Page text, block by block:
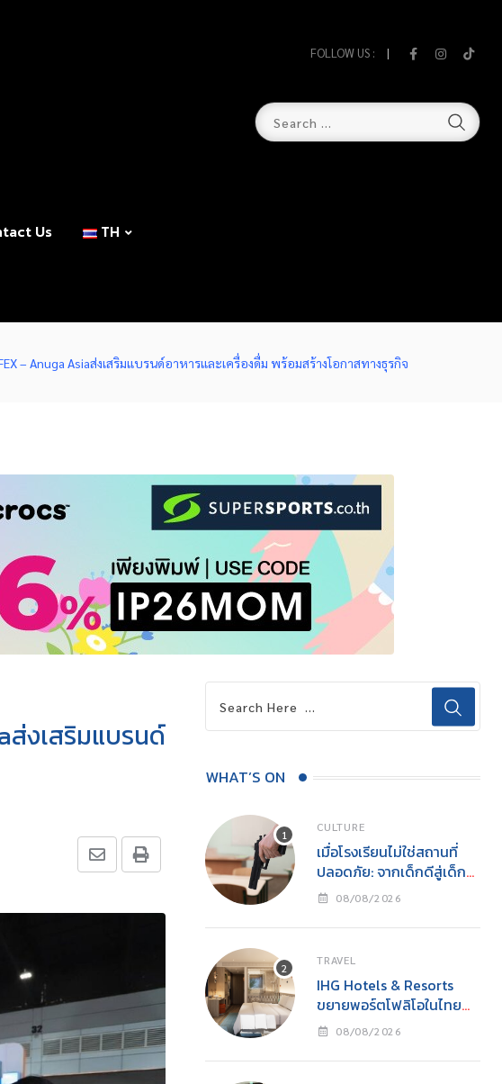
FOLLOW US :
Us TH
– Anuga Asiaส่งเสริมแบรนด์อาหารและเครื่องดื่ม พร้อมสร้างโอกาสทางธุรกิจ
ส่งเสริมแบรนด์
WHAT’S ON
CULTURE
เมื่อโรงเรียนไม่ใช่สถานที่
ปลอดภัย: จากเด็กดีสู่เด็ก
เลว และโศกนาฏกรรมกราด
08/08/2026
TRAVEL
IHG Hotels & Resorts
ขยายพอร์ตโฟลิโอในไทย
เปิดตัว Holiday Inn
08/08/2026